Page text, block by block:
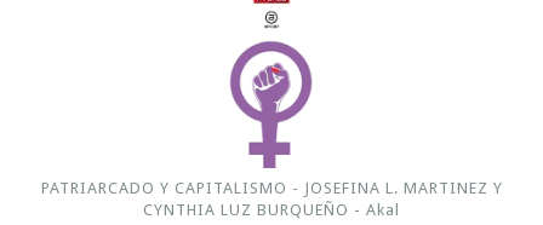
PATRIARCADO Y CAPITALISMO - JOSEFINA L. MARTINEZ Y
CYNTHIA LUZ BURQUEÑO - Akal